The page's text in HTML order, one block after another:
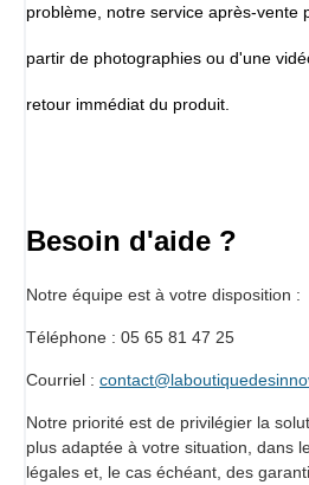
problème, notre service après-vente
partir de photographies ou d'une
retour immédiat du produit.
Besoin d'aide ?
Notre équipe est à votre disposition :
Téléphone : 05 65 81 47 25
Courriel :
Notre priorité est de privilégier la
plus adaptée à votre situation, dans
légales et, le cas échéant, des